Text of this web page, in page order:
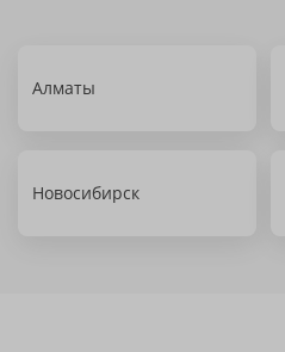
Алматы
Новосибирск